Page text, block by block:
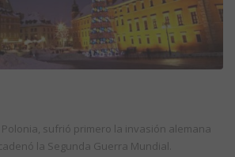
sufrió primero la invasión alemana
la Segunda Guerra Mundial.